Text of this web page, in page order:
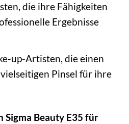
die ihre Fähigkeiten
Ergebnisse
up-Artisten, die einen
Pinsel für ihre
Sigma Beauty E35 für